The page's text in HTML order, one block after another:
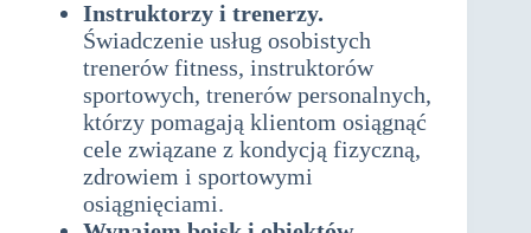
Instruktorzy i trenerzy.
Świadczenie usług osobistych
trenerów fitness, instruktorów
sportowych, trenerów personalnych,
którzy pomagają klientom osiągnąć
cele związane z kondycją fizyczną,
zdrowiem i sportowymi
osiągnięciami.